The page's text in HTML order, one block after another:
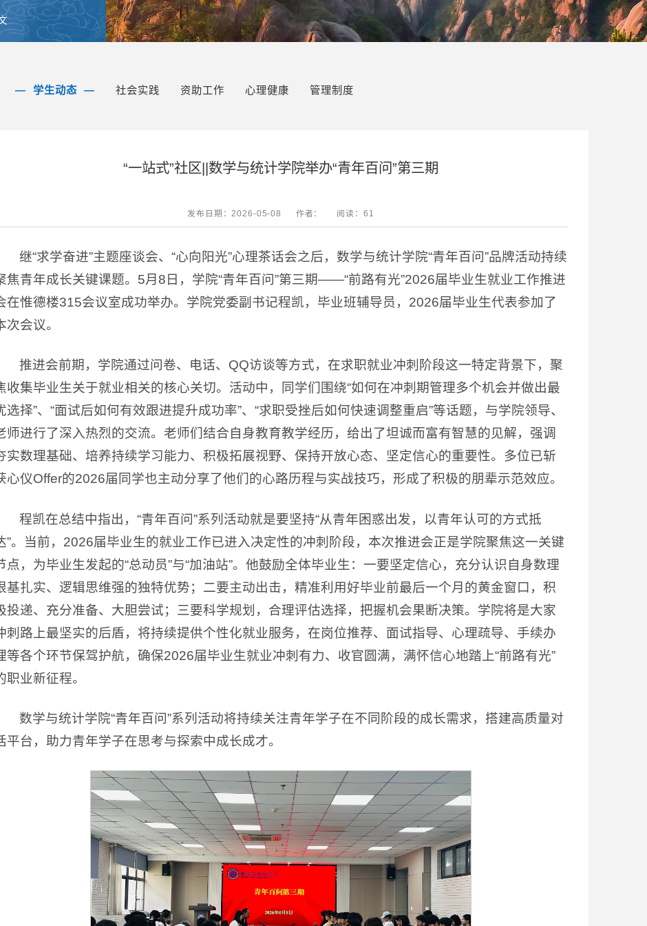
学生动态 社会实践 资助工作 心理健康 管理制度
“一站式”社区||数学与统计学院举办“青年百问”第三期
发布日期：2026-05-08 作者： 阅读： 61
继“求学奋进”主题座谈会、“心向阳光”心理茶话会之后，数学与统计学院“青年百问”品牌活动持续
焦青年成长关键课题。5月8日，学院“青年百问”第三期——“前路有光”2026届毕业生就业工作推进
在惟德楼315会议室成功举办。学院党委副书记程凯，毕业班辅导员，2026届毕业生代表参加了
次会议。
推进会前期，学院通过问卷、电话、QQ访谈等方式，在求职就业冲刺阶段这一特定背景下，聚
收集毕业生关于就业相关的核心关切。活动中，同学们围绕“如何在冲刺期管理多个机会并做出最
选择”、“面试后如何有效跟进提升成功率”、“求职受挫后如何快速调整重启”等话题，与学院领导、
师进行了深入热烈的交流。老师们结合自身教育教学经历，给出了坦诚而富有智慧的见解，强调
实数理基础、培养持续学习能力、积极拓展视野、保持开放心态、坚定信心的重要性。多位已斩
心仪Offer的2026届同学也主动分享了他们的心路历程与实战技巧，形成了积极的朋辈示范效应。
程凯在总结中指出，“青年百问”系列活动就是要坚持“从青年困惑出发，以青年认可的方式抵
”。当前，2026届毕业生的就业工作已进入决定性的冲刺阶段，本次推进会正是学院聚焦这一关键
点，为毕业生发起的“总动员”与“加油站”。他鼓励全体毕业生：一要坚定信心，充分认识自身数理
基扎实、逻辑思维强的独特优势；二要主动出击，精准利用好毕业前最后一个月的黄金窗口，积
投递、充分准备、大胆尝试；三要科学规划，合理评估选择，把握机会果断决策。学院将是大家
刺路上最坚实的后盾，将持续提供个性化就业服务，在岗位推荐、面试指导、心理疏导、手续办
等各个环节保驾护航，确保2026届毕业生就业冲刺有力、收官圆满，满怀信心地踏上“前路有光”
职业新征程。
数学与统计学院“青年百问”系列活动将持续关注青年学子在不同阶段的成长需求，搭建高质量对
平台，助力青年学子在思考与探索中成长成才。